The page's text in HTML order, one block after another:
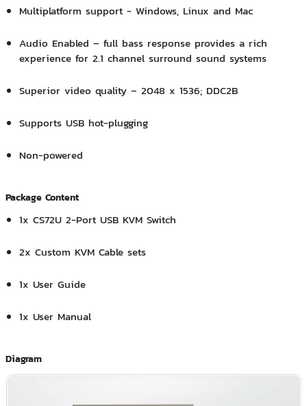
Multiplatform support - Windows, Linux and Mac
Audio Enabled – full bass response provides a rich
experience for 2.1 channel surround sound systems
Superior video quality – 2048 x 1536; DDC2B
Supports USB hot-plugging
Non-powered
Package Content
1x CS72U 2-Port USB KVM Switch
2x Custom KVM Cable sets
1x User Guide
1x User Manual
Diagram